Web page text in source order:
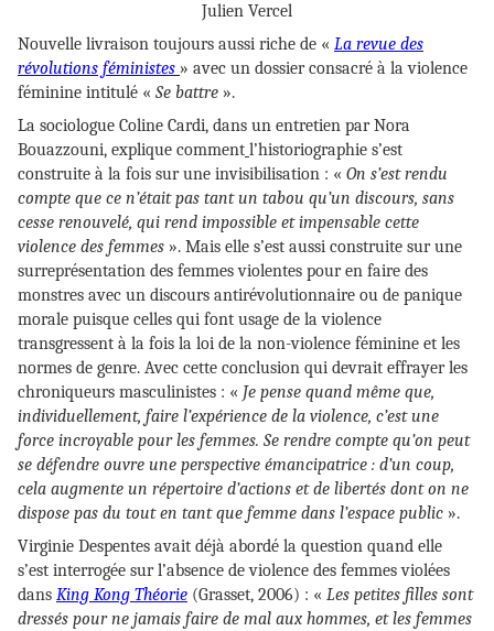
Julien Vercel
Nouvelle livraison toujours aussi riche de « La revue des
révolutions féministes » avec un dossier consacré à la violence
féminine intitulé « Se battre ».
La sociologue Coline Cardi, dans un entretien par Nora
Bouazzouni, explique comment l’historiographie s’est
construite à la fois sur une invisibilisation : « On s’est rendu
compte que ce n’était pas tant un tabou qu’un discours, sans
cesse renouvelé, qui rend impossible et impensable cette
violence des femmes ». Mais elle s’est aussi construite sur une
surreprésentation des femmes violentes pour en faire des
monstres avec un discours antirévolutionnaire ou de panique
morale puisque celles qui font usage de la violence
transgressent à la fois la loi de la non-violence féminine et les
normes de genre. Avec cette conclusion qui devrait effrayer les
chroniqueurs masculinistes : « Je pense quand même que,
individuellement, faire l’expérience de la violence, c’est une
force incroyable pour les femmes. Se rendre compte qu’on peut
se défendre ouvre une perspective émancipatrice : d’un coup,
cela augmente un répertoire d’actions et de libertés dont on ne
dispose pas du tout en tant que femme dans l’espace public ».
Virginie Despentes avait déjà abordé la question quand elle
s’est interrogée sur l’absence de violence des femmes violées
dans King Kong Théorie (Grasset, 2006) : « Les petites filles sont
dressés pour ne jamais faire de mal aux hommes, et les femmes